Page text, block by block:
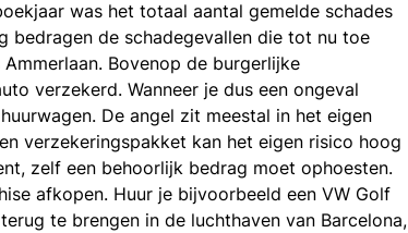
was het totaal aantal gemelde schades
bedragen de schadegevallen die tot nu toe
Bovenop de burgerlijke
verzekerd. Wanneer je dus een ongeval
De angel zit meestal in het eigen
verzekeringspakket kan het eigen risico hoog
zelf een behoorlijk bedrag moet ophoesten.
afkopen. Huur je bijvoorbeeld een VW Golf
te brengen in de luchthaven van Barcelona,